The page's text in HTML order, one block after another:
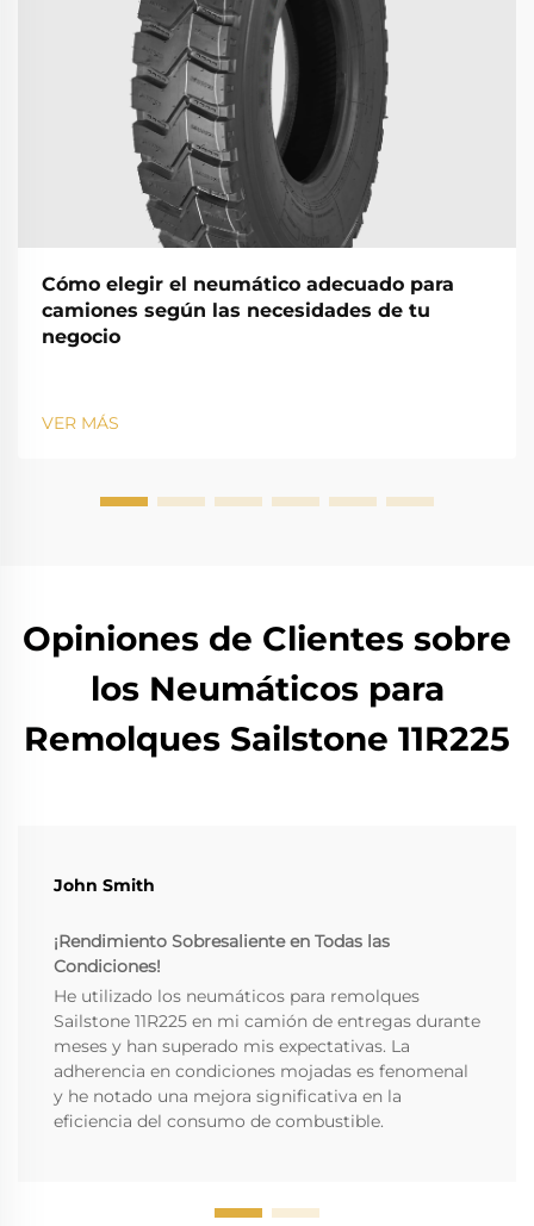
Cómo elegir el neumático adecuado para
camiones según las necesidades de tu
negocio
VER MÁS
Opiniones de Clientes sobre
los Neumáticos para
Remolques Sailstone 11R225
John Smith
¡Rendimiento Sobresaliente en Todas las
Condiciones!
He utilizado los neumáticos para remolques
Sailstone 11R225 en mi camión de entregas durante
meses y han superado mis expectativas. La
adherencia en condiciones mojadas es fenomenal
y he notado una mejora significativa en la
eficiencia del consumo de combustible.